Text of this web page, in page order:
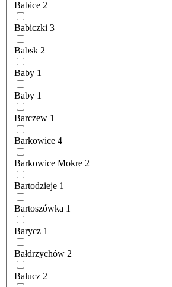
Babice 2
Babiczki 3
Babsk 2
Baby 1
Baby 1
Barczew 1
Barkowice 4
Barkowice Mokre 2
Bartodzieje 1
Bartoszówka 1
Barycz 1
Bałdrzychów 2
Bałucz 2